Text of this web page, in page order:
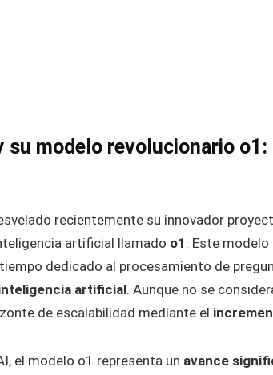
su modelo revolucionario
recientemente su innovador
artificial llamado o1 . Este
dedicado al procesamiento de
artificial. Aunque no se
de escalabilidad mediante el
el modelo o1 representa un avance